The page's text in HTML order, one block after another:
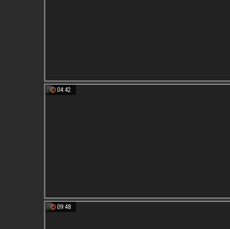
04:42
09:48